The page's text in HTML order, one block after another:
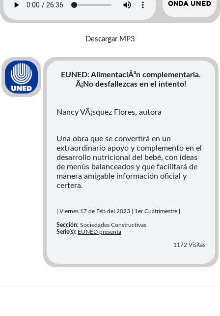
Descargar MP3
EUNED: AlimentaciÃ³n complementaria.
Â¡No desfallezcas en el intento!
Nancy VÃ¡squez Flores, autora
Una obra que se convertirá en un
extraordinario apoyo y complemento en el
desarrollo nutricional del bebé, con ideas
de menús balanceados y que facilitará de
manera amigable información oficial y
certera.
| Viernes 17 de Feb del 2023 | 1er Cuatrimestre |
Sección: Sociedades Constructivas
Serie(s): EUNED presenta
1172 Visitas